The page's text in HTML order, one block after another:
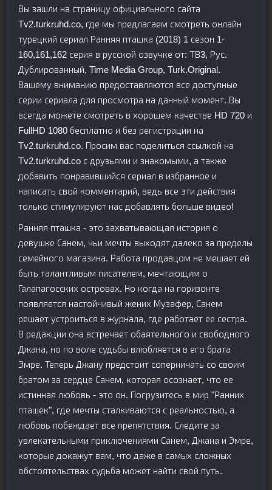
Вы зашли на страницу официального сайта
Tv2.turkruhd.co, где мы предлагаем смотреть онлайн
турецкий сериал Ранняя пташка (2018) 1 сезон 1-
160,161,162 серия в русской озвучке от: ТВ3, Рус.
Дублированный, Time Media Group, Turk.Original.
Вашему вниманию предоставляются все доступные
серии сериала для просмотра на данный момент. Вы
всегда можете смотреть в хорошем качестве HD 720 и
FullHD 1080 бесплатно и без регистрации на
Tv2.turkruhd.co. Просим вас поделиться ссылкой на
Tv2.turkruhd.co с друзьями и знакомыми, а также
добавить понравившийся сериал в избранное и
написать свой комментарий, ведь все эти действия
только стимулируют нас добавлять больше видео!
Ранняя пташка - это захватывающая история о
девушке Санем, чьи мечты выходят далеко за пределы
семейного магазина. Работа продавцом не мешает ей
быть талантливым писателем, мечтающим о
Галапагосских островах. Но когда на горизонте
появляется настойчивый жених Музафер, Санем
решает устроиться в журнала, где работает ее сестра.
В редакции она встречает обаятельного и свободного
Джана, но по воле судьбы влюбляется в его брата
Эмре. Теперь Джану предстоит соперничать со своим
братом за сердце Санем, которая осознает, что ее
истинная любовь - это он. Погрузитесь в мир "Ранних
пташек", где мечты сталкиваются с реальностью, а
любовь побеждает все препятствия. Следите за
увлекательными приключениями Санем, Джана и Эмре,
которые докажут вам, что даже в самых сложных
обстоятельствах судьба может найти свой путь.